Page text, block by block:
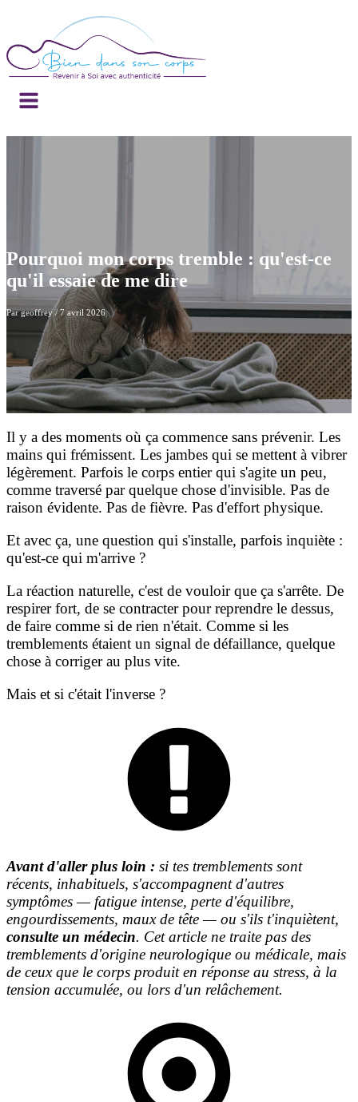
Pourquoi mon corps tremble : qu'est-ce
qu'il essaie de me dire
Pargeoffrey/7 avril 2026
Il y a des moments où ça commence sans prévenir. Les
mains qui frémissent. Les jambes qui se mettent à vibrer
légèrement. Parfois le corps entier qui s'agite un peu,
comme traversé par quelque chose d'invisible. Pas de
raison évidente. Pas de fièvre. Pas d'effort physique.
Et avec ça, une question qui s'installe, parfois inquiète :
qu'est-ce qui m'arrive ?
La réaction naturelle, c'est de vouloir que ça s'arrête. De
respirer fort, de se contracter pour reprendre le dessus,
de faire comme si de rien n'était. Comme si les
tremblements étaient un signal de défaillance, quelque
chose à corriger au plus vite.
Mais et si c'était l'inverse ?
Avant d'aller plus loin : si tes tremblements sont
récents, inhabituels, s'accompagnent d'autres
symptômes — fatigue intense, perte d'équilibre,
engourdissements, maux de tête — ou s'ils t'inquiètent,
consulte un médecin. Cet article ne traite pas des
tremblements d'origine neurologique ou médicale, mais
de ceux que le corps produit en réponse au stress, à la
tension accumulée, ou lors d'un relâchement.